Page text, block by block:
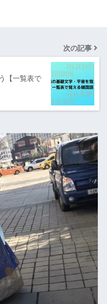
次の記事
【一覧表で